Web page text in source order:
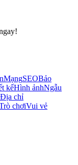
MạngSEOBảo
kếHình ảnhNgẫu
Địa chỉ
chơiVui vẻ